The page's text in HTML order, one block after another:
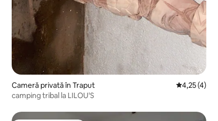
Cameră privată în Traput Scor mediu
4,25 (4)
camping tribal la LILOU'S